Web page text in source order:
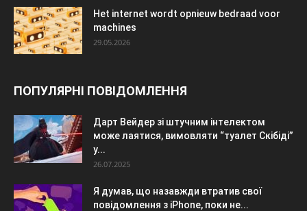
Het internet wordt opnieuw bedraad voor
machines
29.05.2026
ПОПУЛЯРНІ ПОВІДОМЛЕННЯ
Дарт Вейдер зі штучним інтелектом
може лаятися, вимовляти “туалет Скібіді”
у...
26.07.2025
Я думав, що назавжди втратив свої
повідомлення з iPhone, поки не...